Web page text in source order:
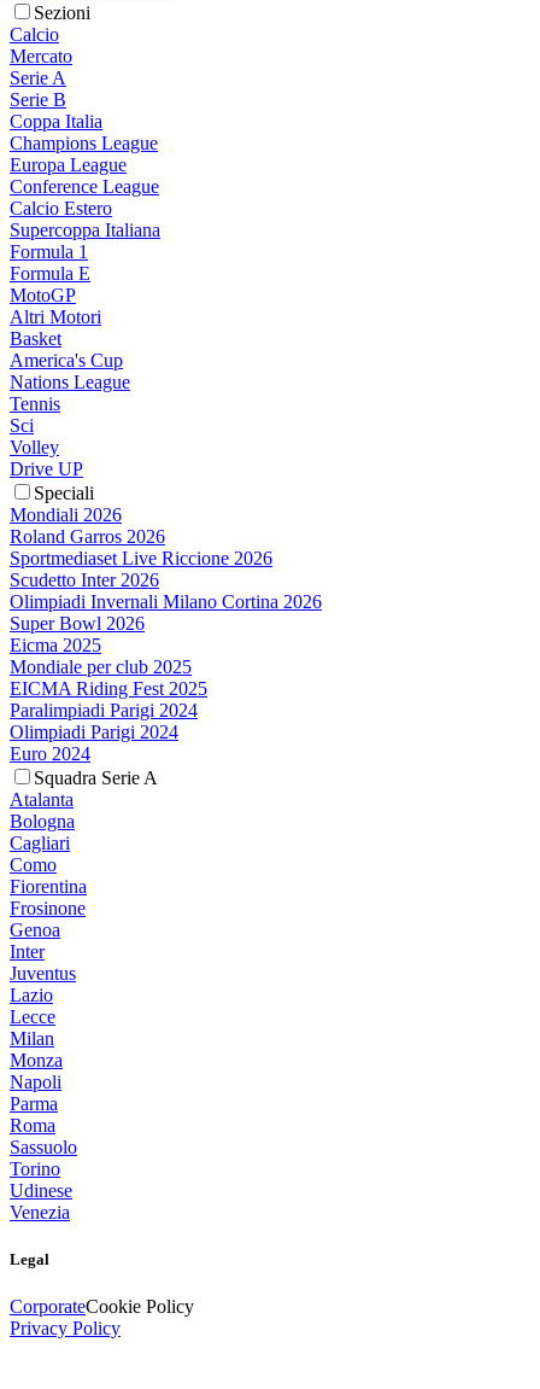
Sezioni
Calcio
Mercato
Serie A
Serie B
Coppa Italia
Champions League
Europa League
Conference League
Calcio Estero
Supercoppa Italiana
Formula 1
Formula E
MotoGP
Altri Motori
Basket
America's Cup
Nations League
Tennis
Sci
Volley
Drive UP
Speciali
Mondiali 2026
Roland Garros 2026
Sportmediaset Live Riccione 2026
Scudetto Inter 2026
Olimpiadi Invernali Milano Cortina 2026
Super Bowl 2026
Eicma 2025
Mondiale per club 2025
EICMA Riding Fest 2025
Paralimpiadi Parigi 2024
Olimpiadi Parigi 2024
Euro 2024
Squadra Serie A
Atalanta
Bologna
Cagliari
Como
Fiorentina
Frosinone
Genoa
Inter
Juventus
Lazio
Lecce
Milan
Monza
Napoli
Parma
Roma
Sassuolo
Torino
Udinese
Venezia
Legal
CorporateCookie Policy
Privacy Policy